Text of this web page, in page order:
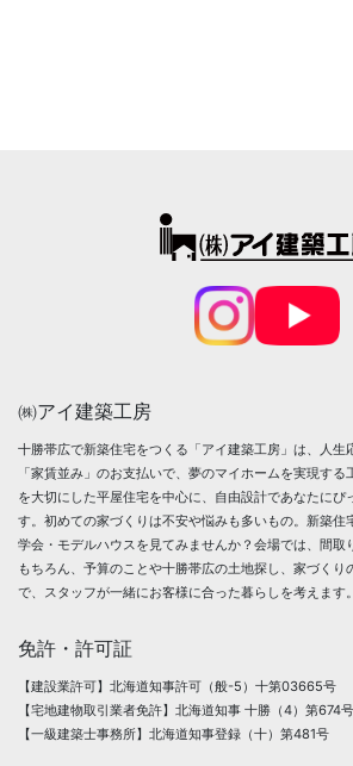
㈱アイ建築工房
十勝帯広で新築住宅をつくる「アイ建築工房」は、人生
「家賃並み」のお支払いで、夢のマイホームを実現す
を大切にした平屋住宅を中心に、自由設計であなたにぴ
す。初めての家づくりは不安や悩みも多いもの。新築住
学会・モデルハウスを見てみませんか？会場では、間取
もちろん、予算のことや十勝帯広の土地探し、家づくり
で、スタッフが一緒にお客様に合った暮らしを考えます。
免許・許可証
【建設業許可】北海道知事許可（般-5）十第03665号
【宅地建物取引業者免許】北海道知事 十勝（4）第674号
【一級建築士事務所】北海道知事登録（十）第481号